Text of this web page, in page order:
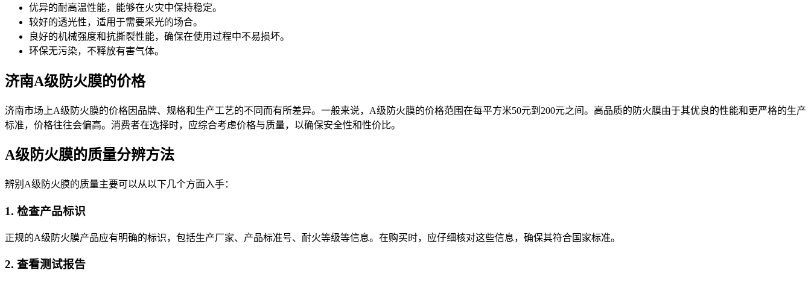
优异的耐高温性能，能够在火灾中保持稳定。
较好的透光性，适用于需要采光的场合。
良好的机械强度和抗撕裂性能，确保在使用过程中不易损坏。
环保无污染，不释放有害气体。
济南A级防火膜的价格
济南市场上A级防火膜的价格因品牌、规格和生产工艺的不同而有所差异。一般来说，A级防火膜的价格范围在每平方米50元到200元之间。高品质的防火膜由于其优良的性能和更严格的生产
标准，价格往往会偏高。消费者在选择时，应综合考虑价格与质量，以确保安全性和性价比。
A级防火膜的质量分辨方法
辨别A级防火膜的质量主要可以从以下几个方面入手：
1. 检查产品标识
正规的A级防火膜产品应有明确的标识，包括生产厂家、产品标准号、耐火等级等信息。在购买时，应仔细核对这些信息，确保其符合国家标准。
2. 查看测试报告